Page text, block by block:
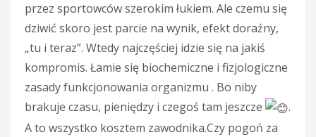
przez sportowców szerokim łukiem. Ale czemu się
dziwić skoro jest parcie na wynik, efekt doraźny,
„tu i teraz”. Wtedy najczęściej idzie się na jakiś
kompromis. Łamie się biochemiczne i fizjologiczne
zasady funkcjonowania organizmu . Bo niby
brakuje czasu, pieniędzy i czegoś tam jeszcze
.
A to wszystko kosztem zawodnika.Czy pogoń za